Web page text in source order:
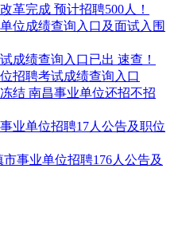
革完成 预计招聘500人！
位成绩查询入口及面试入围
成绩查询入口已出 速查！
招聘考试成绩查询入口
结 南昌事业单位还招不招
业单位招聘17人公告及职位
事业单位招聘176人公告及